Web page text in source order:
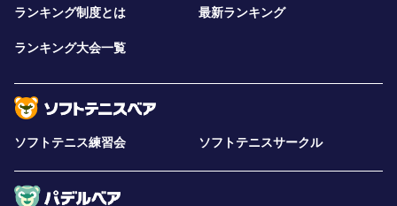
ランキング制度とは 最新ランキング
ランキング大会一覧
ソフトテニス練習会 ソフトテニスサークル